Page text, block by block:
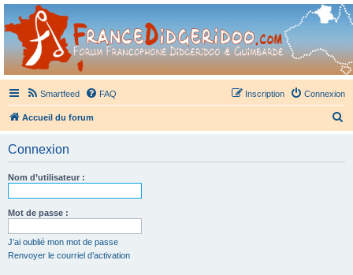
France Didgeridoo
Didgeridoo et Guimbarde sur France Didgeridoo - retrouvez la communauté.
Smartfeed FAQ Connexion
Inscription
Accueil du forum
Connexion
Nom d’utilisateur :
Mot de passe :
J’ai oublié mon mot de passe
Renvoyer le courriel d’activation